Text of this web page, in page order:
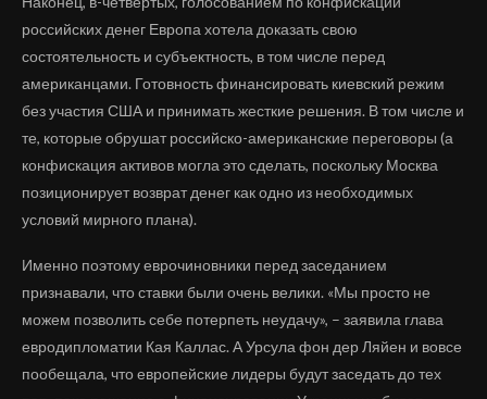
российских денег Европа хотела доказать свою
состоятельность и субъектность, в том числе перед
американцами. Готовность финансировать киевский режим
без участия США и принимать жесткие решения. В том числе и
те, которые обрушат российско-американские переговоры (а
конфискация активов могла это сделать, поскольку Москва
позиционирует возврат денег как одно из необходимых
условий мирного плана).
Именно поэтому еврочиновники перед заседанием
признавали, что ставки были очень велики. «Мы просто не
можем позволить себе потерпеть неудачу», – заявила глава
евродипломатии Кая Каллас. А Урсула фон дер Ляйен и вовсе
пообещала, что европейские лидеры будут заседать до тех